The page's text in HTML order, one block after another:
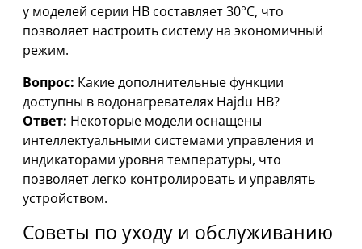
у моделей серии HB составляет 30°C, что
позволяет настроить систему на экономичный
режим.
Вопрос: Какие дополнительные функции
доступны в водонагревателях Hajdu HB?
Ответ: Некоторые модели оснащены
интеллектуальными системами управления и
индикаторами уровня температуры, что
позволяет легко контролировать и управлять
устройством.
Советы по уходу и обслуживанию